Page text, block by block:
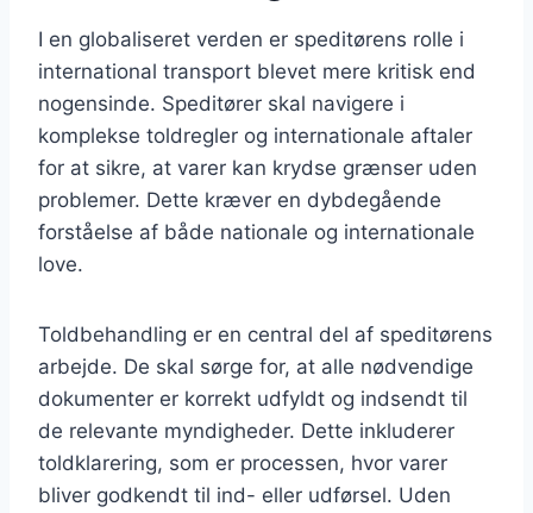
I en globaliseret verden er speditørens rolle i
international transport blevet mere kritisk end
nogensinde. Speditører skal navigere i
komplekse toldregler og internationale aftaler
for at sikre, at varer kan krydse grænser uden
problemer. Dette kræver en dybdegående
forståelse af både nationale og internationale
love.
Toldbehandling er en central del af speditørens
arbejde. De skal sørge for, at alle nødvendige
dokumenter er korrekt udfyldt og indsendt til
de relevante myndigheder. Dette inkluderer
toldklarering, som er processen, hvor varer
bliver godkendt til ind- eller udførsel. Uden